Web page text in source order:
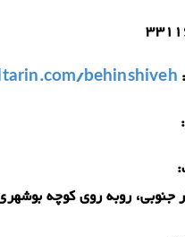
behinshiveh
جنوبی، روبه روی کوچه بوشهری،